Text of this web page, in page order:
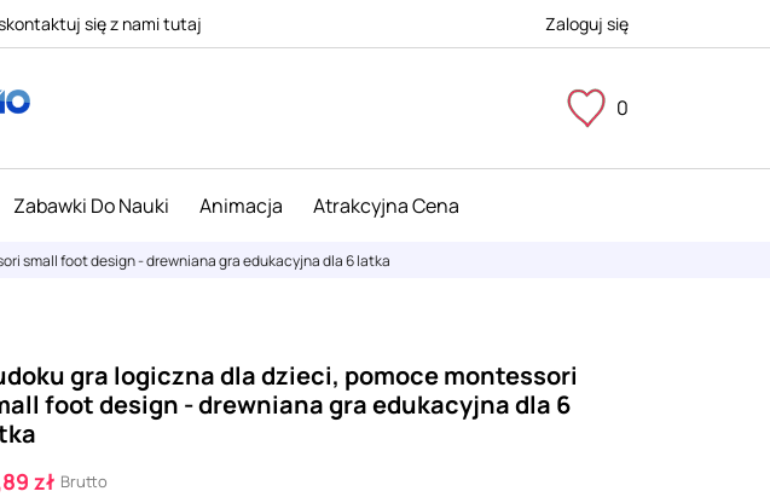
się z nami tutaj Zaloguj się
0
Zabawki Do Nauki Animacja Atrakcyjna Cena
small foot design - drewniana gra edukacyjna dla 6 latka
gra logiczna dla dzieci, pomoce montessori
foot design - drewniana gra edukacyjna dla 6
zł Brutto